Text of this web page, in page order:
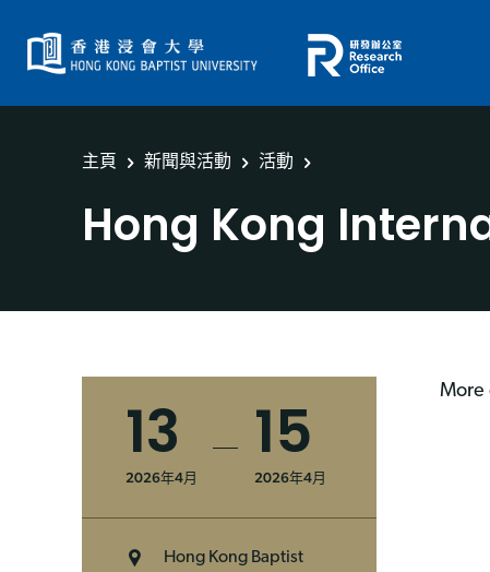
主頁 新聞與活動 活動
Hong Kong
13
2026年4月
15
2026年4月
Hong Kong Baptist
More